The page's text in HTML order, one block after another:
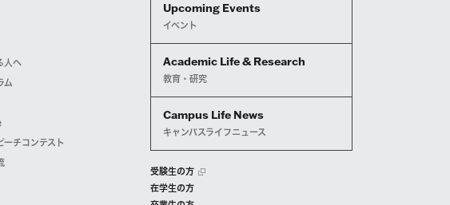
人へ
ム
ーチコンテスト
Upcoming Events
イベント
Academic Life & Research
教育・研究
Campus Life News
キャンパスライフニュース
受験生の方
在学生の方